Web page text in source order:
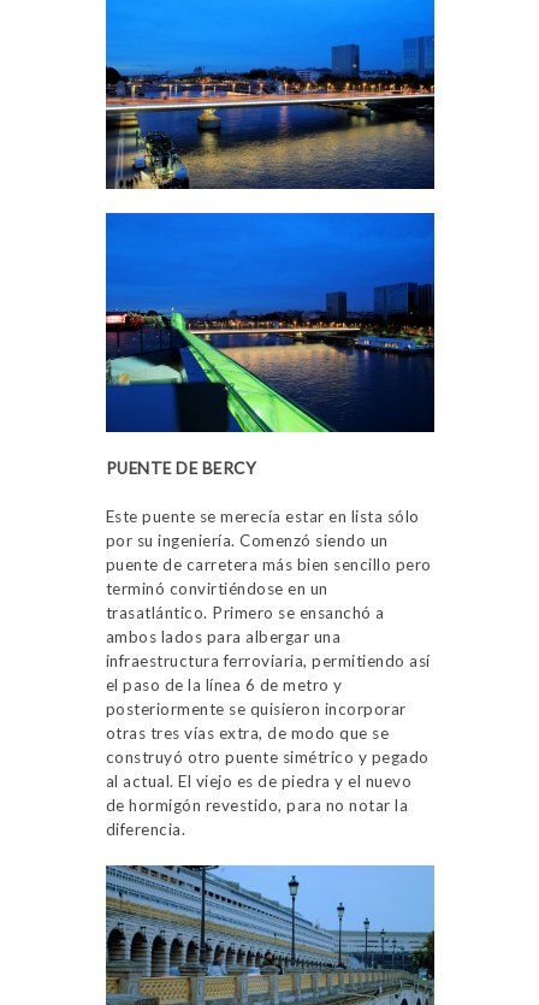
PUENTE DE BERCY
Este puente se merecía estar en lista sólo
por su ingeniería. Comenzó siendo un
puente de carretera más bien sencillo pero
terminó convirtiéndose en un
trasatlántico. Primero se ensanchó a
ambos lados para albergar una
infraestructura ferroviaria, permitiendo así
el paso de la línea 6 de metro y
posteriormente se quisieron incorporar
otras tres vías extra, de modo que se
construyó otro puente simétrico y pegado
al actual. El viejo es de piedra y el nuevo
de hormigón revestido, para no notar la
diferencia.